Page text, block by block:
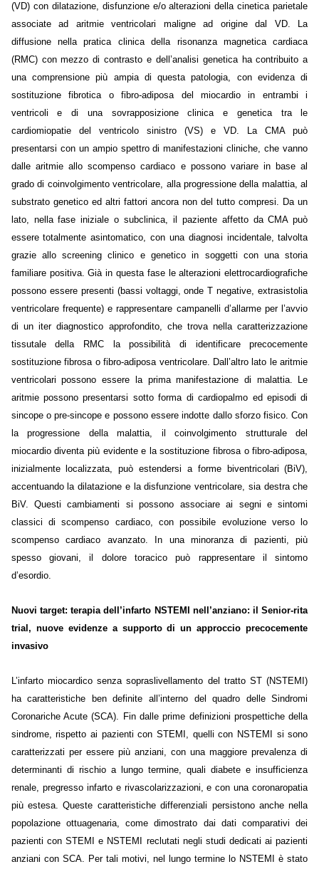
(VD) con dilatazione, disfunzione e/o alterazioni della cinetica parietale
associate ad aritmie ventricolari maligne ad origine dal VD. La
diffusione nella pratica clinica della risonanza magnetica cardiaca
(RMC) con mezzo di contrasto e dell’analisi genetica ha contribuito a
una comprensione più ampia di questa patologia, con evidenza di
sostituzione fibrotica o fibro-adiposa del miocardio in entrambi i
ventricoli e di una sovrapposizione clinica e genetica tra le
cardiomiopatie del ventricolo sinistro (VS) e VD. La CMA può
presentarsi con un ampio spettro di manifestazioni cliniche, che vanno
dalle aritmie allo scompenso cardiaco e possono variare in base al
grado di coinvolgimento ventricolare, alla progressione della malattia, al
substrato genetico ed altri fattori ancora non del tutto compresi. Da un
lato, nella fase iniziale o subclinica, il paziente affetto da CMA può
essere totalmente asintomatico, con una diagnosi incidentale, talvolta
grazie allo screening clinico e genetico in soggetti con una storia
familiare positiva. Già in questa fase le alterazioni elettrocardiografiche
possono essere presenti (bassi voltaggi, onde T negative, extrasistolia
ventricolare frequente) e rappresentare campanelli d’allarme per l’avvio
di un iter diagnostico approfondito, che trova nella caratterizzazione
tissutale della RMC la possibilità di identificare precocemente
sostituzione fibrosa o fibro-adiposa ventricolare. Dall’altro lato le aritmie
ventricolari possono essere la prima manifestazione di malattia. Le
aritmie possono presentarsi sotto forma di cardiopalmo ed episodi di
sincope o pre-sincope e possono essere indotte dallo sforzo fisico. Con
la progressione della malattia, il coinvolgimento strutturale del
miocardio diventa più evidente e la sostituzione fibrosa o fibro-adiposa,
inizialmente localizzata, può estendersi a forme biventricolari (BiV),
accentuando la dilatazione e la disfunzione ventricolare, sia destra che
BiV. Questi cambiamenti si possono associare ai segni e sintomi
classici di scompenso cardiaco, con possibile evoluzione verso lo
scompenso cardiaco avanzato. In una minoranza di pazienti, più
spesso giovani, il dolore toracico può rappresentare il sintomo
d’esordio.
Nuovi target: terapia dell’infarto NSTEMI nell’anziano: il Senior-rita
trial, nuove evidenze a supporto di un approccio precocemente
invasivo
L’infarto miocardico senza sopraslivellamento del tratto ST (NSTEMI)
ha caratteristiche ben definite all’interno del quadro delle Sindromi
Coronariche Acute (SCA). Fin dalle prime definizioni prospettiche della
sindrome, rispetto ai pazienti con STEMI, quelli con NSTEMI si sono
caratterizzati per essere più anziani, con una maggiore prevalenza di
determinanti di rischio a lungo termine, quali diabete e insufficienza
renale, pregresso infarto e rivascolarizzazioni, e con una coronaropatia
più estesa. Queste caratteristiche differenziali persistono anche nella
popolazione ottuagenaria, come dimostrato dai dati comparativi dei
pazienti con STEMI e NSTEMI reclutati negli studi dedicati ai pazienti
anziani con SCA. Per tali motivi, nel lungo termine lo NSTEMI è stato